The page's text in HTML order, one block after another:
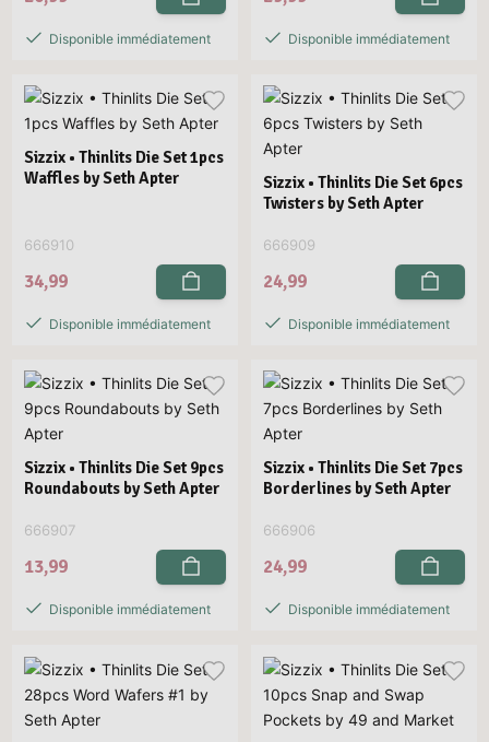
Disponible immédiatement Disponible immédiatement
Sizzix • Thinlits Die Set 1pcs
Waffles by Seth Apter
666910
34,99
Disponible immédiatement
Sizzix • Thinlits Die Set 6pcs
Twisters by Seth Apter
666909
24,99
Disponible immédiatement
Sizzix • Thinlits Die Set 9pcs
Roundabouts by Seth Apter
666907
13,99
Disponible immédiatement
Sizzix • Thinlits Die Set 7pcs
Borderlines by Seth Apter
666906
24,99
Disponible immédiatement